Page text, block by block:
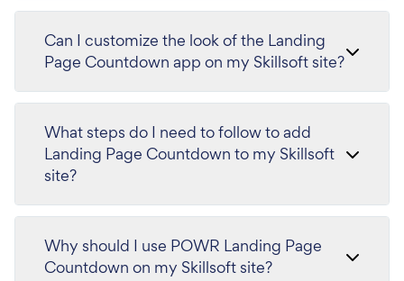
Can I customize the look of the Landing
Page Countdown app on my Skillsoft site?
What steps do I need to follow to add
Landing Page Countdown to my Skillsoft
site?
Why should I use POWR Landing Page
Countdown on my Skillsoft site?